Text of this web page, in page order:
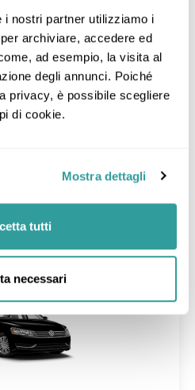
i nostri partner utilizziamo i
archiviare, accedere ed
ad esempio, la visita al
degli annunci. Poiché
privacy, è possibile scegliere
di cookie.
Mostra dettagli
tutti
necessari
Hotel
> 1,7 km da Centro
gratuito